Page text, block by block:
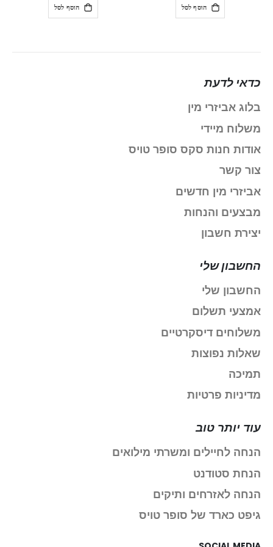
הוסף לסל הוסף לסל
כדאי לדעת
בלוג אביזרי מין
משלוח מיידי
אודות חנות סקס סופר טויס
צור קשר
אביזרי מין חדשים
מבצעים והנחות
יצירת חשבון
החשבון שלי
החשבון שלי
אמצעי תשלום
משלוחים דיסקרטיים
שאלות נפוצות
תמיכה
מדיניות פרטיות
עוד יותר טוב
הנחה לחיילים ומשרתי מילואים
הנחת סטודנט
הנחה לאזרחים ותיקים
גיפט כארד של סופר טויס